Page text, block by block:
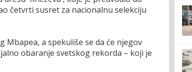
četvrti susret za nacionalnu selekciju
Mbapea, a spekuliše se da će njegov
obaranje svetskog rekorda – koji je